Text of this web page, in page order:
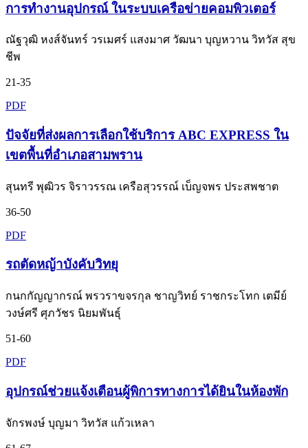
การทำงานอุปกรณ์ ในระบบเครือข่ายคอมพิวเตอร์
ณัฐวุฒิ หงส์จันทร์ วรเมศร์ แสงมาศ วัฒนา บุญหวาน วิทวัส สุข
ชีพ
21-35
PDF
ปัจจัยที่ส่งผลการเลือกใช้บริการ ABC EXPRESS ใน
เขตพื้นที่อำเภอสามพราน
สุนทรี พุฒิวร จิราวรรณ เครือสุวรรณ์ เบ็ญจพร ประสพชาต
36-50
PDF
รถตัดหญ้าบังคับวิทยุ
กนกกัญญากรณ์ พรวราขจรกุล ชาญวิทย์ ราชกระโทก เตมีย์
วงษ์ศรี ศุภวัชร นิยมพันธุ์
51-60
PDF
อุปกรณ์ช่วยแจ้งเตือนผู้พิการทางการได้ยินในห้องพัก
จักรพงษ์ บุญมา วิทวัส แก้วเหลา